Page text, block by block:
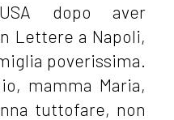
dopo aver
Lettere a Napoli,
poverissima.
mamma Maria,
tuttofare, non